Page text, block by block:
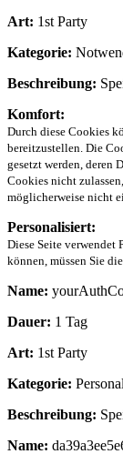
Art: 1st Party
Kategorie:
Beschreibung:
Komfort:
Durch diese Cookies
bereitzustellen. Die
gesetzt werden, deren
Cookies nicht
möglicherweise nicht
Personalisiert:
Diese Seite verwendet
können, müssen Sie
Name:
Dauer: 1 Tag
Art: 1st Party
Kategorie:
Beschreibung:
Name: